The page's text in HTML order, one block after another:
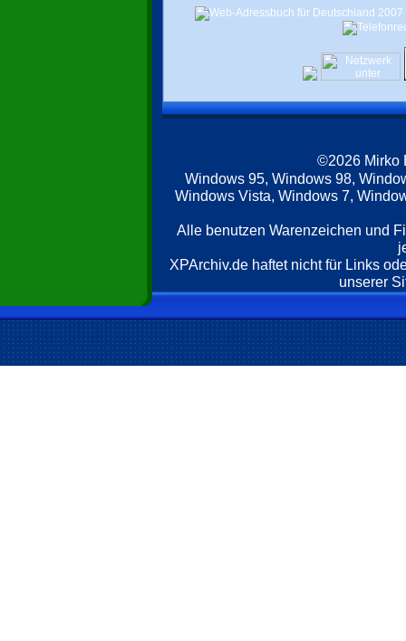
©2026 Mirko
Windows 95, Windows 98,
Windows Vista, Windows 7,
Alle benutzen Warenzeichen und
XPArchiv.de haftet nicht für Links
unserer